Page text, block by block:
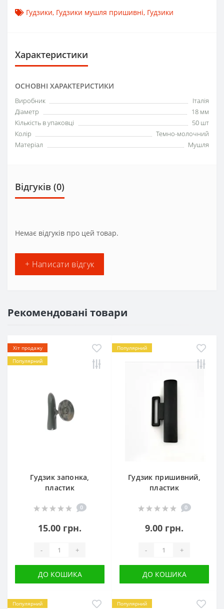
Гудзики, Гудзики мушля пришивні, Гудзики
Характеристики
ОСНОВНІ ХАРАКТЕРИСТИКИ
Виробник
Італія
Діаметр
18 мм
Кількість в упаковці
50 шт
Колір
Темно-молочний
Матеріал
Мушля
Відгуків (0)
Немає відгуків про цей товар.
+ Написати відгук
Рекомендовані товари
Хіт продажу
Популярний
Гудзик запонка,
пластик
0
15.00 грн.
- +
ДО КОШИКА
Популярний
Гудзик пришивний,
пластик
0
9.00 грн.
- +
ДО КОШИКА
Популярний Популярний